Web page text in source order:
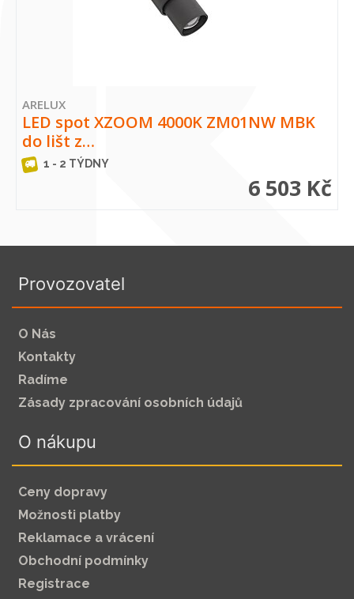
ARELUX
LED spot XZOOM 4000K ZM01NW MBK
do lišt z…
1 - 2 TÝDNY
6 503 Kč
Provozovatel
O Nás
Kontakty
Radíme
Zásady zpracování osobních údajů
O nákupu
Ceny dopravy
Možnosti platby
Reklamace a vrácení
Obchodní podmínky
Registrace